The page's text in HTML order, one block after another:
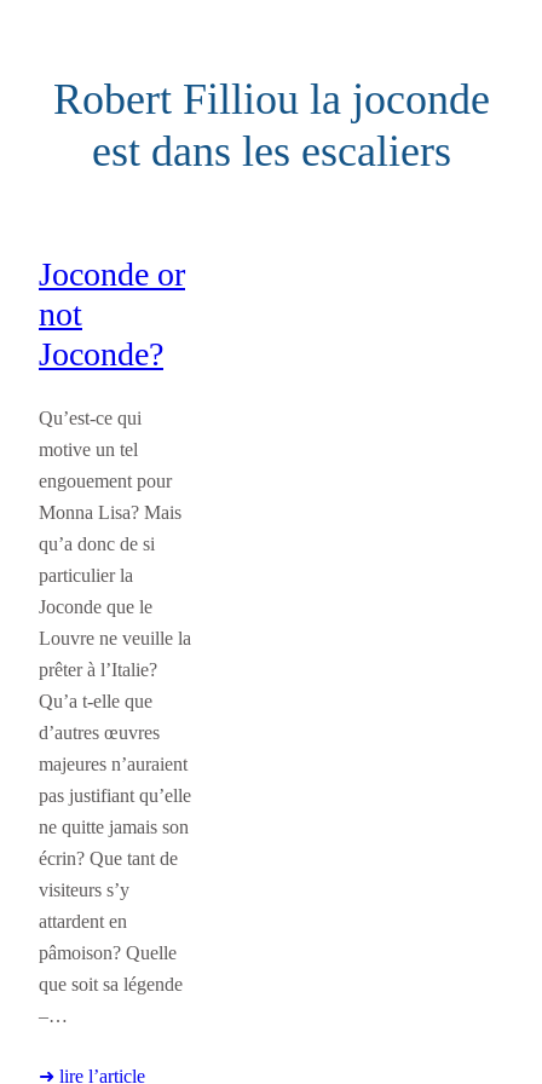
contenuRobert Filliou la joconde
est dans les escaliers
Joconde or
not
Joconde?
Qu’est-ce qui
motive un tel
engouement pour
Monna Lisa? Mais
qu’a donc de si
particulier la
Joconde que le
Louvre ne veuille la
prêter à l’Italie?
Qu’a t-elle que
d’autres œuvres
majeures n’auraient
pas justifiant qu’elle
ne quitte jamais son
écrin? Que tant de
visiteurs s’y
attardent en
pâmoison? Quelle
que soit sa légende
–…
➜ lire l’article